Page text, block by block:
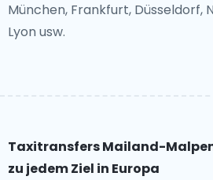
München, Frankfurt, Düsseldorf,
Lyon usw.
Taxitransfers Mailand-
zu jedem Ziel in Europa